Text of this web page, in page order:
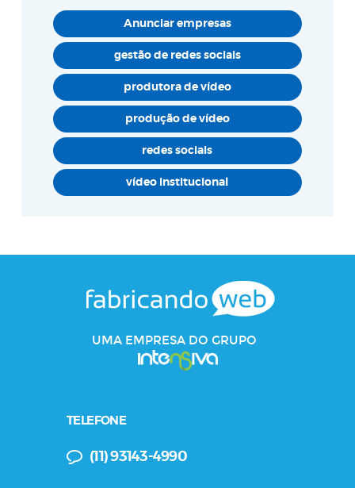
Anunciar empresas
gestão de redes sociais
produtora de vídeo
produção de vídeo
redes sociais
vídeo institucional
UMA EMPRESA DO GRUPO
TELEFONE
(11) 93143-4990